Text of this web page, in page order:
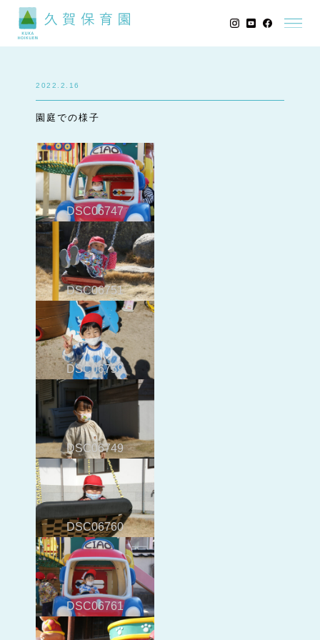
2022.2.16
園庭での様子
DSC06747
DSC06751
DSC06759
DSC06749
DSC06760
DSC06761